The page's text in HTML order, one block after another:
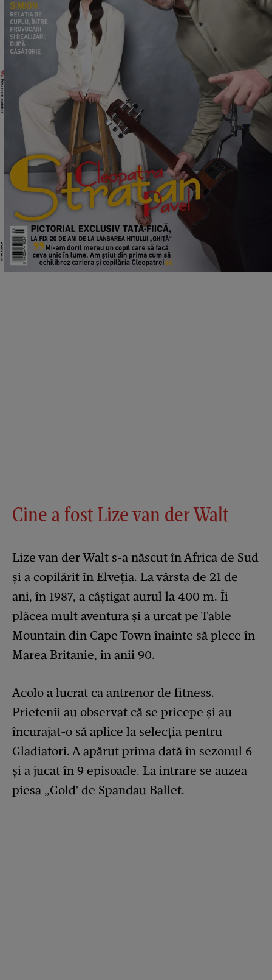
Cine a fost Lize van der Walt
Lize van der Walt s-a născut în Africa de Sud
și a copilărit în Elveția. La vârsta de 21 de
ani, în 1987, a câștigat aurul la 400 m. Îi
plăcea mult aventura și a urcat pe Table
Mountain din Cape Town înainte să plece în
Marea Britanie, în anii 90.
Acolo a lucrat ca antrenor de fitness.
Prietenii au observat că se pricepe și au
încurajat-o să aplice la selecția pentru
Gladiatori. A apărut prima dată în sezonul 6
și a jucat în 9 episoade. La intrare se auzea
piesa „Gold' de Spandau Ballet.